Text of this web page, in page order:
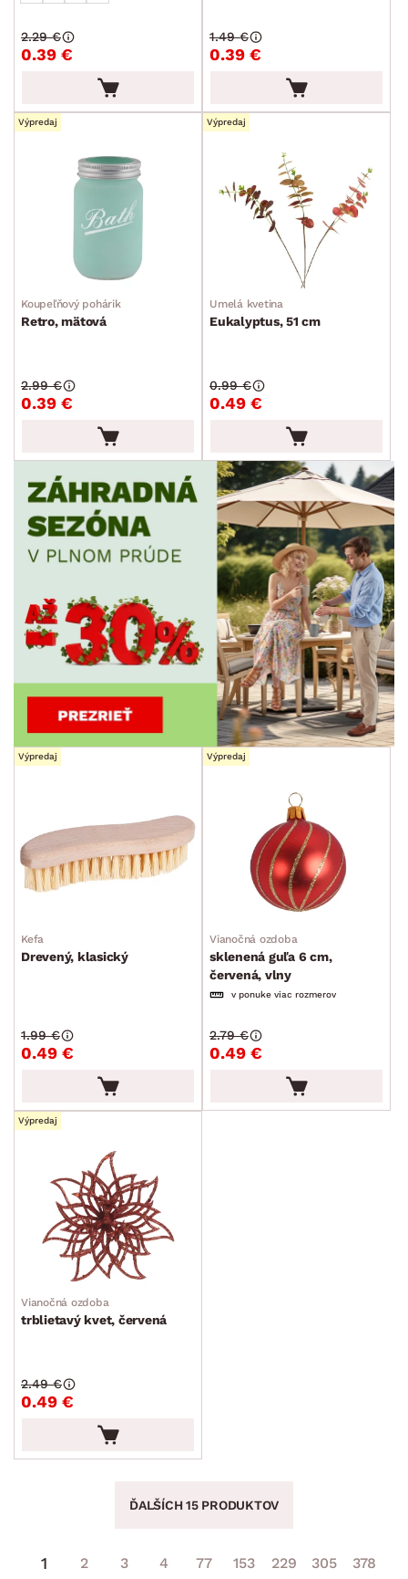
0.39 €
2.29 €
0.39 €
1.49 €
Výpredaj
Koupeľňový pohárik
Retro, mätová
0.39 €
2.99 €
Výpredaj
Umelá kvetina
Eukalyptus, 51 cm
0.49 €
0.99 €
Výpredaj
Kefa
Drevený, klasický
0.49 €
1.99 €
Výpredaj
Vianočná ozdoba
sklenená guľa 6 cm,
červená, vlny
v ponuke viac rozmerov
0.49 €
2.79 €
Výpredaj
Vianočná ozdoba
trblietavý kvet, červená
0.49 €
2.49 €
ĎALŠÍCH 15 PRODUKTOV
1 2 3 4 77 153 229 305 378